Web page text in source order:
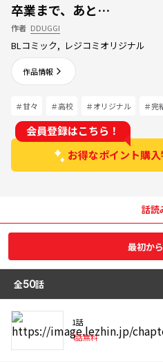
卒業まで、あと…
作者 DDUGGI
BLコミック, レジコミオリジナル
作品情報
＃甘々 ＃高校 ＃オリジナル ＃完
お得なポイント購
会員登録はこちら！
話読
最初か
全50話
1話
1話無料